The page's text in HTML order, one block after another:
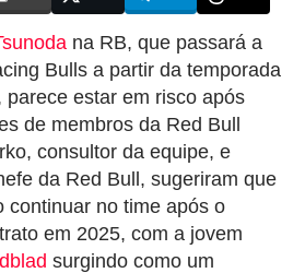
na RB, que passará a
Bulls a partir da temporada
parece estar em risco após
de membros da Red Bull
consultor da equipe, e
da Red Bull, sugeriram que
continuar no time após o
em 2025, com a jovem
surgindo como um